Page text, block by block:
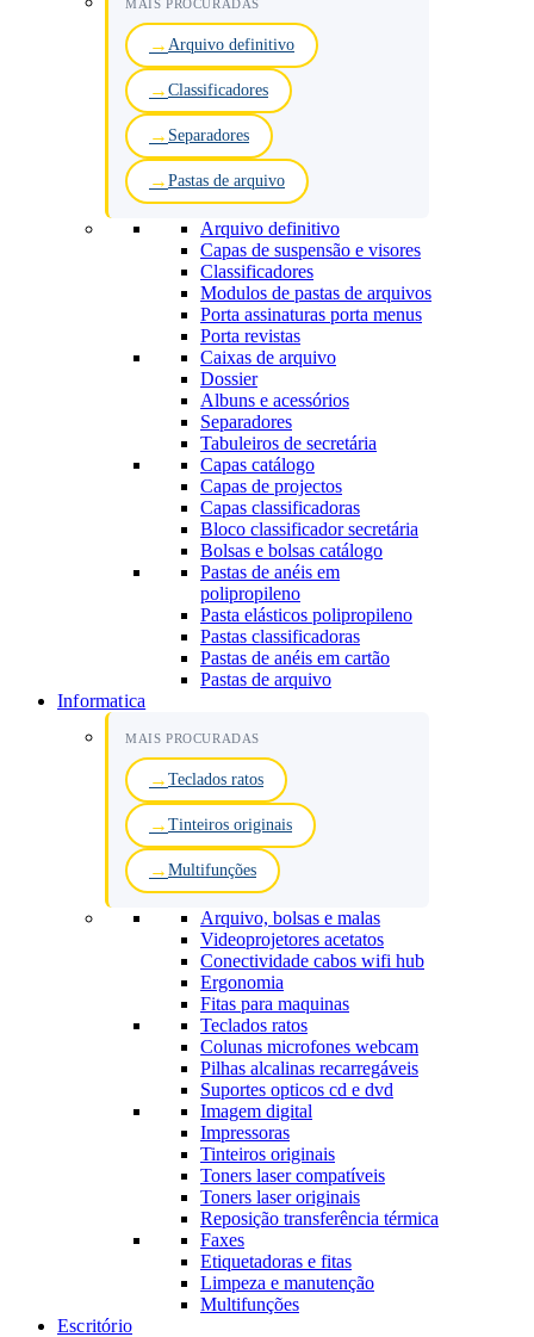
MAIS PROCURADAS
Arquivo definitivo
Classificadores
Separadores
Pastas de arquivo
Arquivo definitivo
Capas de suspensão e visores
Classificadores
Modulos de pastas de arquivos
Porta assinaturas porta menus
Porta revistas
Caixas de arquivo
Dossier
Albuns e acessórios
Separadores
Tabuleiros de secretária
Capas catálogo
Capas de projectos
Capas classificadoras
Bloco classificador secretária
Bolsas e bolsas catálogo
Pastas de anéis em
polipropileno
Pasta elásticos polipropileno
Pastas classificadoras
Pastas de anéis em cartão
Pastas de arquivo
Informatica
MAIS PROCURADAS
Teclados ratos
Tinteiros originais
Multifunções
Arquivo, bolsas e malas
Videoprojetores acetatos
Conectividade cabos wifi hub
Ergonomia
Fitas para maquinas
Teclados ratos
Colunas microfones webcam
Pilhas alcalinas recarregáveis
Suportes opticos cd e dvd
Imagem digital
Impressoras
Tinteiros originais
Toners laser compatíveis
Toners laser originais
Reposição transferência térmica
Faxes
Etiquetadoras e fitas
Limpeza e manutenção
Multifunções
Escritório